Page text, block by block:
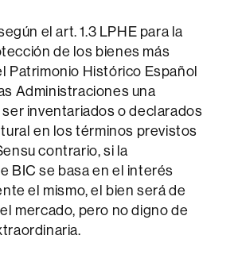
el art. 1.3 LPHE para la
de los bienes más
Patrimonio Histórico Español
Administraciones una
inventariados o declarados
en los términos previstos
contrario, si la
BIC se basa en el interés
el mismo, el bien será de
mercado, pero no digno de